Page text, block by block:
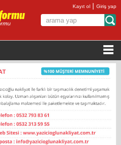
Kayıt ol |Giriş yap